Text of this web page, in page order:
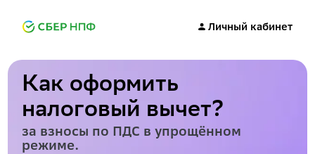
Личный кабинет
Как оформить
налоговый вычет?
за взносы по ПДС в упрощённом
режиме.